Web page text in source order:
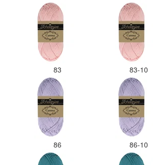
83 83-10
86 86-10